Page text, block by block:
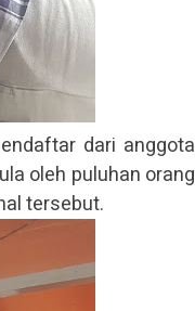
dari anggota
oleh puluhan orang
tersebut.